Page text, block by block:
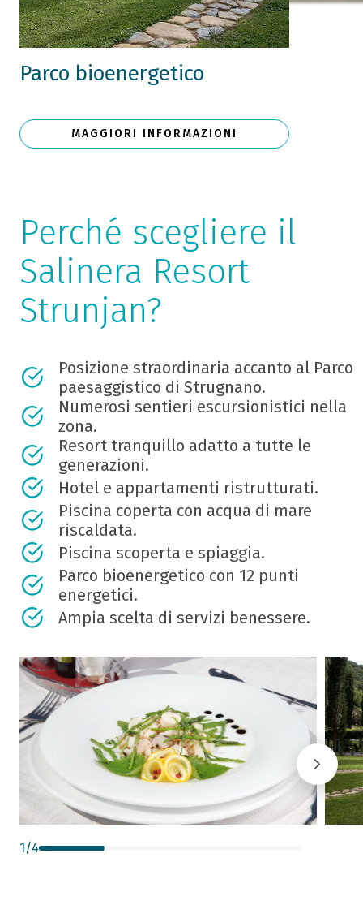
Parco bioenergetico
MAGGIORI INFORMAZIONI
Perché scegliere il
Salinera Resort
Strunjan?
Posizione straordinaria accanto al Parco
paesaggistico di Strugnano.
Numerosi sentieri escursionistici nella
zona.
Resort tranquillo adatto a tutte le
generazioni.
Hotel e appartamenti ristrutturati.
Piscina coperta con acqua di mare
riscaldata.
Piscina scoperta e spiaggia.
Parco bioenergetico con 12 punti
energetici.
Ampia scelta di servizi benessere.
1/4